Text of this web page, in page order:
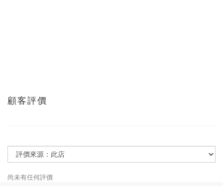
顧客評價
尚未有任何評價